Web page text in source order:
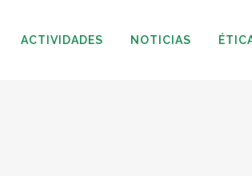
ACTIVIDADES NOTICIAS